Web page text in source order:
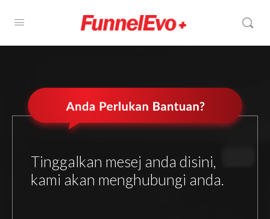
Tinggalkan mesej anda disini,
kami akan menghubungi anda.